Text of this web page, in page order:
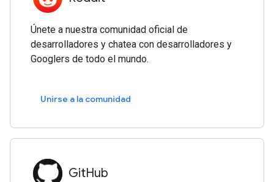
Únete a nuestra comunidad oficial de
desarrolladores y chatea con desarrolladores y
Googlers de todo el mundo.
Unirse a la comunidad
GitHub